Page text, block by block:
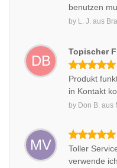
benutzen
by L. J. aus
DB
Topischer
Produkt
in Kontakt
by Don B. aus
MV
Toller
verwende